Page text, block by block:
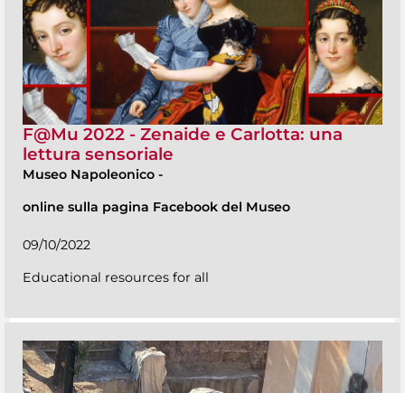
F@Mu 2022 - Zenaide e Carlotta: una
lettura sensoriale
Museo Napoleonico -
online sulla pagina Facebook del Museo
09/10/2022
Educational resources for all